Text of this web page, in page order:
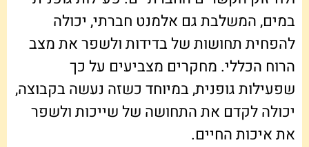
במים, המשלבת גם אלמנט חברתי, יכולה
להפחית תחושות של בדידות ולשפר את מצב
הרוח הכללי. מחקרים מצביעים על כך
שפעילות גופנית, במיוחד כשזה נעשה בקבוצה,
יכולה לקדם את התחושה של שייכות ולשפר
את איכות החיים.